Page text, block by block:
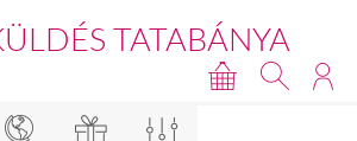
TATABÁNYA